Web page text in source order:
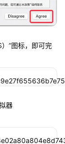
”图标，即可完
器